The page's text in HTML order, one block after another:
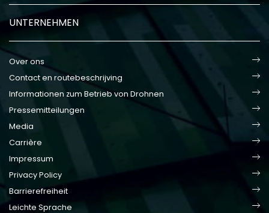
UNTERNEHMEN
Over ons
Contact en routebeschrijving
Informationen zum Betrieb von Drohnen
Pressemitteilungen
Media
Carrière
Impressum
Privacy Policy
Barrierefreiheit
Leichte Sprache